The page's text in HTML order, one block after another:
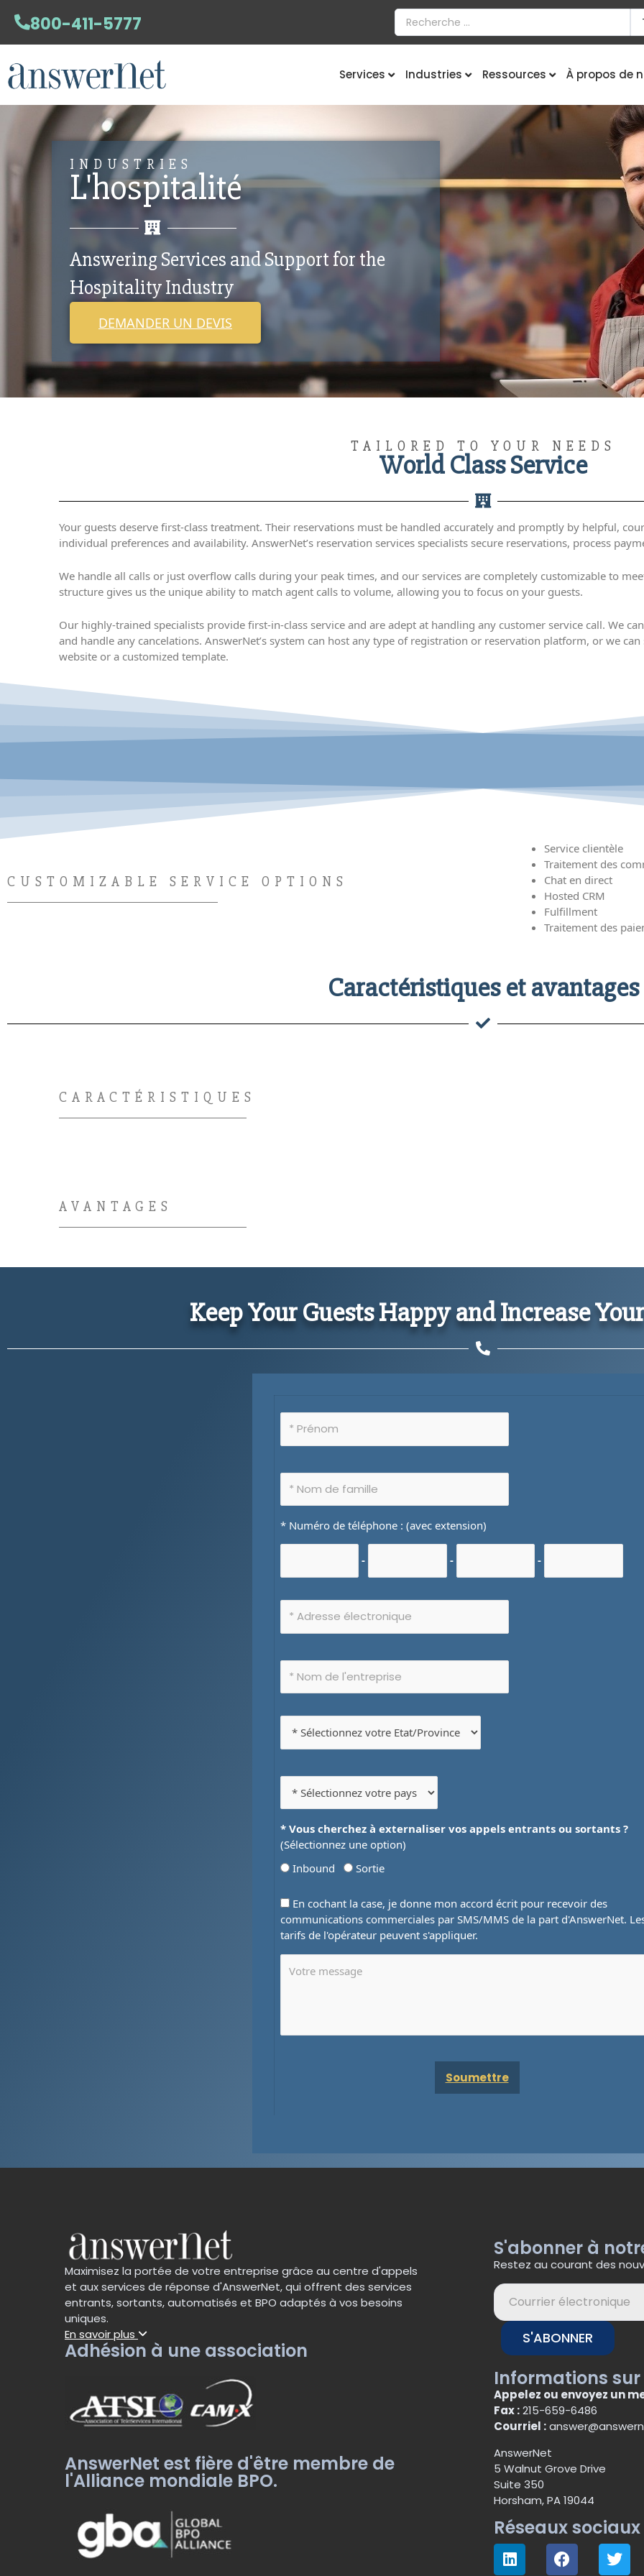
800-411-5777
Services Industries Ressources À propos de
INDUSTRIES
L'hospitalité
Answering Services and Support for the
Hospitality Industry
DEMANDER UN DEVIS
TAILORED TO YOUR NEEDS
World Class Service
Your guests deserve first-class treatment. Their reservations must be handled accurately and promptly by helpful,
individual preferences and availability. AnswerNet’s reservation services specialists secure reservations, process
We handle all calls or just overflow calls during your peak times, and our services are completely customizable to
structure gives us the unique ability to match agent calls to volume, allowing you to focus on your guests.
Our highly-trained specialists provide first‐in‐class service and are adept at handling any customer service call. We
and handle any cancelations. AnswerNet’s system can host any type of registration or reservation platform, or we
website or a customized template.
CUSTOMIZABLE SERVICE OPTIONS
Service clientèle
Traitement des
Chat en direct
Hosted CRM
Fulfillment
Traitement des
Caractéristiques et avantages
CARACTÉRISTIQUES
AVANTAGES
Keep Your Guests Happy and Increase
* Numéro de téléphone : (avec extension)
- - -
* Vous cherchez à externaliser vos appels entrants ou sortants ?
(Sélectionnez une option)
Inbound
Sortie
En cochant la case, je donne mon accord écrit pour recevoir des
communications commerciales par SMS/MMS de la part d'AnswerNet.
tarifs de l'opérateur peuvent s'appliquer.
Maximisez la portée de votre entreprise grâce au centre d'appels
et aux services de réponse d'AnswerNet, qui offrent des services
entrants, sortants, automatisés et BPO adaptés à vos besoins
uniques.
En savoir plus
Adhésion à une association
AnswerNet est fière d'être membre de
l'Alliance mondiale BPO.
S'abonner à
Restez au courant des
S'ABONNER
Informations
Appelez ou envoyez un
Fax :215-659-6486
Courriel :
AnswerNet
5 Walnut Grove Drive
Suite 350
Horsham, PA 19044
Réseaux sociaux